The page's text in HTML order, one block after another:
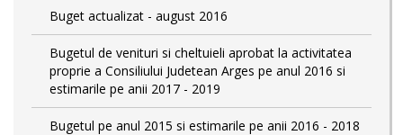
Buget actualizat - august 2016
Bugetul de venituri si cheltuieli aprobat la activitatea
proprie a Consiliului Judetean Arges pe anul 2016 si
estimarile pe anii 2017 - 2019
Bugetul pe anul 2015 si estimarile pe anii 2016 - 2018